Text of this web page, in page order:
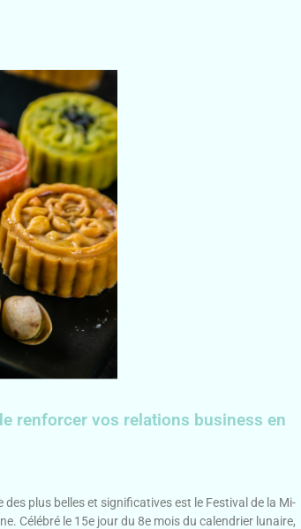
renforcer vos relations business en
plus belles et significatives est le Festival de la Mi-
Célébré le 15e jour du 8e mois du calendrier lunaire,